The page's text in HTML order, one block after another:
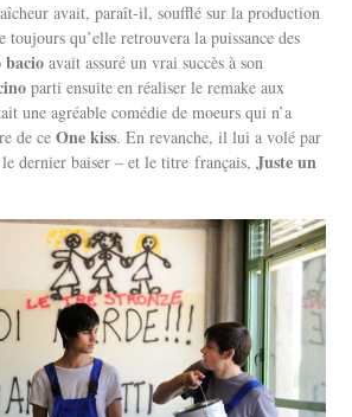
avait, paraît-il, soufflé sur la production
toujours qu’elle retrouvera la puissance des
bacio avait assuré un vrai succès à son
parti ensuite en réaliser le remake aux
une agréable comédie de moeurs qui n’a
de ceOne kiss. En revanche, il lui a volé par
dernier baiser – et le titre français,Juste un